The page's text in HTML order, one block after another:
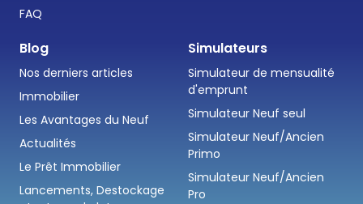
FAQ
Blog
Nos derniers articles
Immobilier
Les Avantages du Neuf
Actualités
Le Prêt Immobilier
Lancements, Destockage
Simulateurs
Simulateur de mensualité
d'emprunt
Simulateur Neuf seul
Simulateur Neuf/Ancien
Primo
Simulateur Neuf/Ancien
Pro